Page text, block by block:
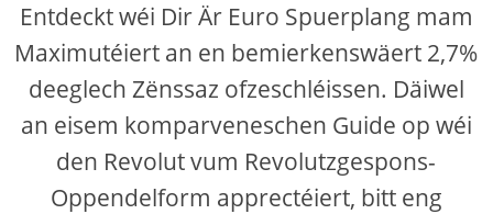
Entdeckt wéi Dir Är Euro Spuerplang mam
Maximutéiert an en bemierkenswäert 2,7%
deeglech Zënssaz ofzeschléissen. Däiwel
an eisem komparveneschen Guide op wéi
den Revolut vum Revolutzgespons-
Oppendelform apprectéiert, bitt eng